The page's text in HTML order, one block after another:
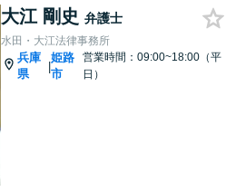
大江 剛史 弁護士
水田・大江法律事務所
兵庫
県
|
姫路
市
営業時間：09:00~18:00（平
日）